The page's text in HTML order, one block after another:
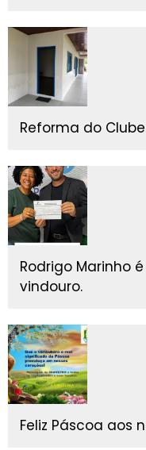
Reforma do
Rodrigo Marinho
vindouro.
Feliz Páscoa aos